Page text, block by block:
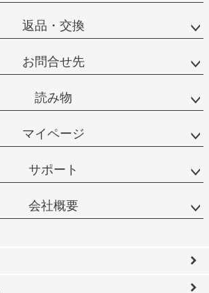
返品・交換
お問合せ先
読み物
マイページ
サポート
会社概要